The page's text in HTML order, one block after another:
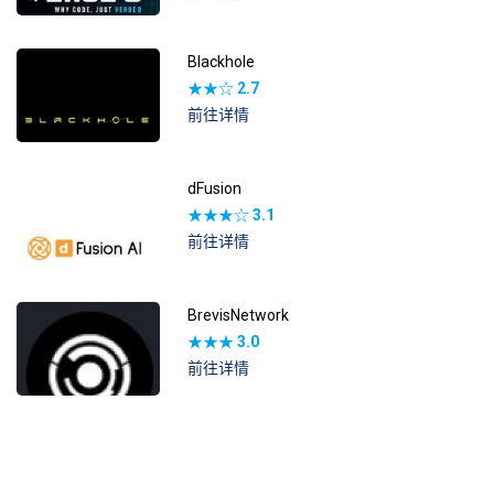
Blackhole
★★☆ 2.7
前往详情
dFusion
★★★☆3.1
前往详情
BrevisNetwork
★★★3.0
前往详情